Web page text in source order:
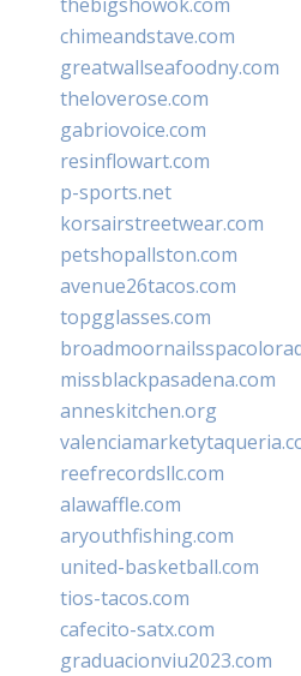
chimeandstave.com
greatwallseafoodny.com
theloverose.com
gabriovoice.com
resinflowart.com
p-sports.net
korsairstreetwear.com
petshopallston.com
avenue26tacos.com
topgglasses.com
missblackpasadena.com
anneskitchen.org
reefrecordsllc.com
alawaffle.com
aryouthfishing.com
united-basketball.com
tios-tacos.com
cafecito-satx.com
graduacionviu2023.com